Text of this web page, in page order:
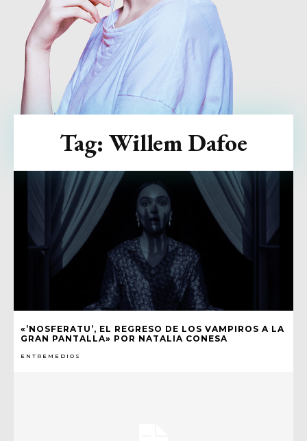
«’NOSFERATU’, EL REGRESO DE LOS VAMPIROS A LA
GRAN PANTALLA» POR NATALIA CONESA
ENTREMEDIOS
Tag: Willem Dafoe